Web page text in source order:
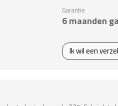
Garantie
6 maanden
Ik wil een